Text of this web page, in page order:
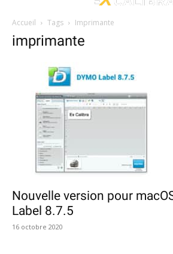
Accueil Tags Imprimante
imprimante
Nouvelle version pour
Label 8.7.5
16 octobre 2020